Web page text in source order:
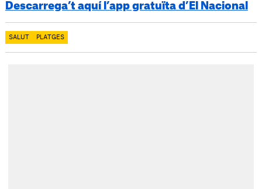
Descarrega’t aquí l’app gratuïta d’El Nacional
SALUT PLATGES